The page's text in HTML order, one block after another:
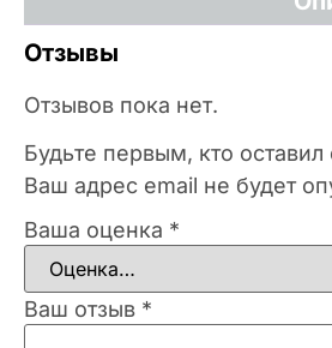
Отзывы
Отзывов пока нет.
Будьте первым, кто
Ваш адрес email не будет
Ваша оценка *
Ваш отзыв *